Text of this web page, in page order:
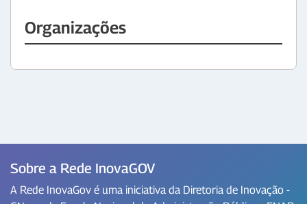
Organizações
Sobre a Rede InovaGOV
A Rede InovaGov é uma iniciativa da Diretoria de Inovação -